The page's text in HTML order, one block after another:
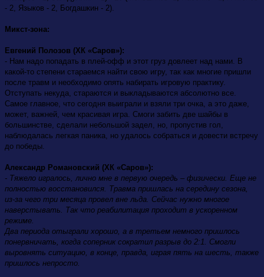
- 2, Языков - 2, Богдашкин - 2).
Микст-зона:
Евгений Полозов (ХК «Саров»):
- Нам надо попадать в плей-офф и этот груз довлеет над нами. В
какой-то степени стараемся найти свою игру, так как многие пришли
после травм и необходимо опять набирать игровую практику.
Отступать некуда, стараются и выкладываются абсолютно все.
Самое главное, что сегодня выиграли и взяли три очка, а это даже,
может, важней, чем красивая игра. Смоги забить две шайбы в
большинстве, сделали небольшой задел, но, пропустив гол,
наблюдалась легкая паника, но удалось собраться и довести встречу
до победы.
Александр Романовский (ХК «Саров»):
- Тяжело игралось, лично мне в первую очередь – физически. Еще не
полностью восстановился. Травма пришлась на середину сезона,
из-за чего три месяца провел вне льда. Сейчас нужно многое
наверстывать. Так что реабилитация проходит в ускоренном
режиме.
Два периода отыграли хорошо, а в третьем немного пришлось
понервничать, когда соперник сократил разрыв до 2:1. Смогли
выровнять ситуацию, в конце, правда, играя пять на шесть, также
пришлось непросто.